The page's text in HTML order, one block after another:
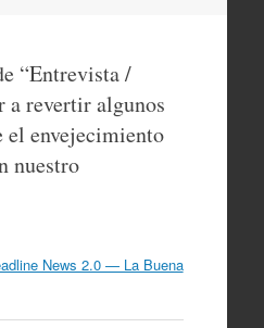
“Entrevista /
a revertir algunos
el envejecimiento
nuestro
News 2.0 — La Buena